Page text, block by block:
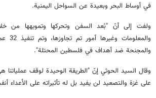
في أوساط البحر وبعيدة عن السواحل اليمنية.
ولفت إلى أنّ "بُعد السفن وتحركها وتمويهها من
والمجنحة ضد أهداف في فلسطين المحتلة".
وقال السيد الحوثي إنّ "الطريقة الوحيدة لوقف
على غزة والتصعيد لن يفيد بل له تأثيراته على الأعداء